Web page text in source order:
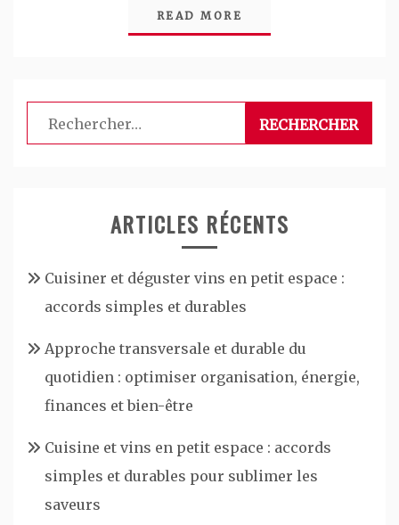
READ MORE
Rechercher :
ARTICLES RÉCENTS
Cuisiner et déguster vins en petit espace :
accords simples et durables
Approche transversale et durable du
quotidien : optimiser organisation, énergie,
finances et bien-être
Cuisine et vins en petit espace : accords
simples et durables pour sublimer les
saveurs